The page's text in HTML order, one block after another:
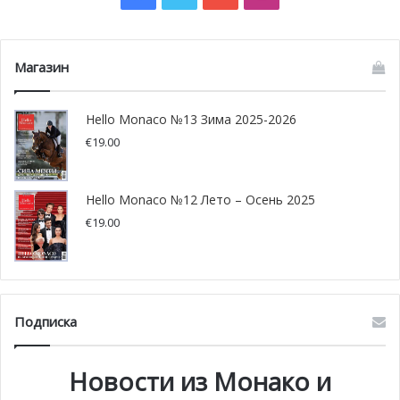
ранний этап своей карьеры, а также приобрести
необходимый опыт.
Магазин
Hello Monaco №13 Зима 2025-2026
€19.00
Hello Monaco №12 Лето – Осень 2025
€19.00
Подписка
Новости из Монако и